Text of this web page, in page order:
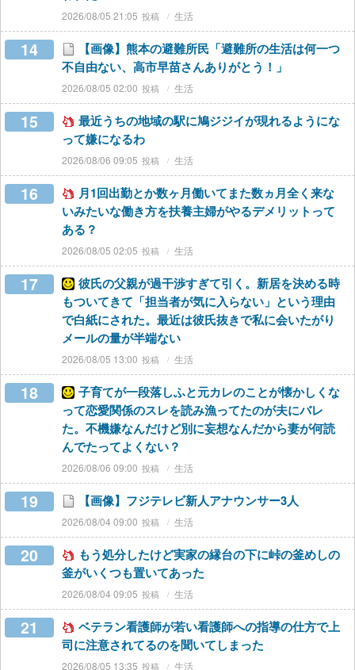
2026/08/05 21:05 生活
14
【画像】熊本の避難所民「避難所の生活は何一つ
不自由ない、高市早苗さんありがとう！」
2026/08/05 02:00 生活
15
最近うちの地域の駅に鳩ジジイが現れるようにな
って嫌になるわ
2026/08/06 09:05 生活
16
月1回出勤とか数ヶ月働いてまた数ヵ月全く来な
いみたいな働き方を扶養主婦がやるデメリットって
ある？
2026/08/05 02:05 生活
17
彼氏の父親が過干渉すぎて引く。新居を決める時
もついてきて「担当者が気に入らない」という理由
で白紙にされた。最近は彼氏抜きで私に会いたがり
メールの量が半端ない
2026/08/05 13:00 生活
18
子育てが一段落しふと元カレのことが懐かしくな
って恋愛関係のスレを読み漁ってたのが夫にバレ
た。不機嫌なんだけど別に妄想なんだから妻が何読
んでたってよくない？
2026/08/06 09:00 生活
19 【画像】フジテレビ新人アナウンサー3人
2026/08/04 09:00 生活
20
もう処分したけど実家の縁台の下に峠の釜めしの
釜がいくつも置いてあった
2026/08/04 09:05 生活
21
ベテラン看護師が若い看護師への指導の仕方で上
司に注意されてるのを聞いてしまった
2026/08/05 13:35 生活